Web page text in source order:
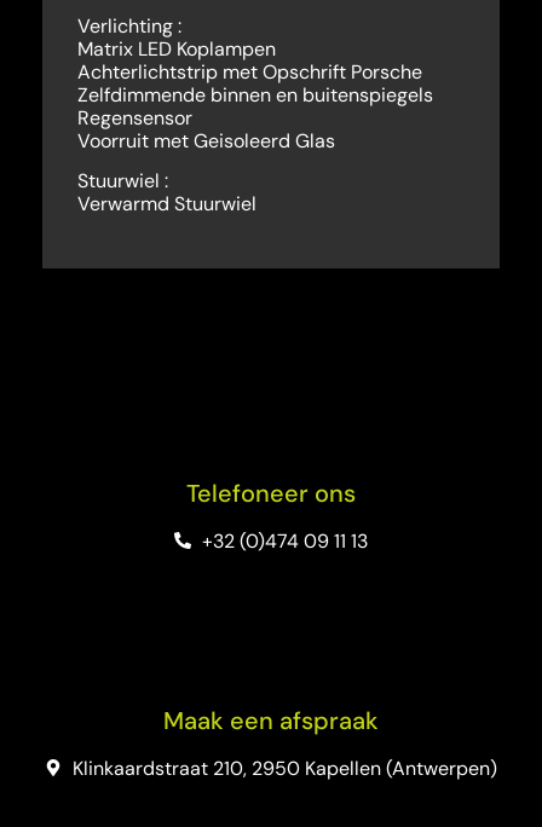
Verlichting :
Matrix LED Koplampen
Achterlichtstrip met Opschrift Porsche
Zelfdimmende binnen en buitenspiegels
Regensensor
Voorruit met Geisoleerd Glas
Stuurwiel :
Verwarmd Stuurwiel
Telefoneer ons
+32 (0)474 09 11 13
Maak een afspraak
Klinkaardstraat 210, 2950 Kapellen (Antwerpen)